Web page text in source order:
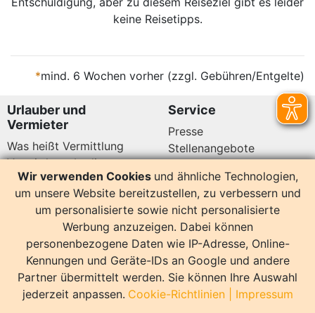
keine Reisetipps.
*mind. 6 Wochen vorher (zzgl. Gebühren/Entgelte)
Urlauber und
Vermieter
Was heißt Vermittlung
Vermittlungsbedingungen
Datenschutz
Service
Presse
Stellenangebote
Kundenbewertungen
14157 Bewertungen
Hier sind wir auch
Wir verwenden Cookies und ähnliche Technologien,
um unsere Website bereitzustellen, zu verbessern und
um personalisierte sowie nicht personalisierte
Werbung anzuzeigen. Dabei können
personenbezogene Daten wie IP-Adresse, Online-
Kennungen und Geräte-IDs an Google und andere
Partner übermittelt werden. Sie können Ihre Auswahl
jederzeit anpassen. Cookie-Richtlinien| Impressum